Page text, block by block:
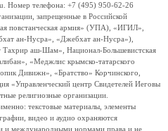
Номер телефона: +7 (495) 950-62-26
запрещенные в Российской
повстанческая армия» (УПА), «ИГИЛ»,
ан-Нусра», «Джебхат ан-Нусра»),
Тахрир аш-Шам», Национал-Большевистская
«Меджлис крымско-татарского
Дивижн», «Братство» Корчинского,
«Управленческий центр Свидетелей Иеговы
религиозные организации.
текстовые материалы, элементы
видео и аудио охраняются
и международными нормами права и не